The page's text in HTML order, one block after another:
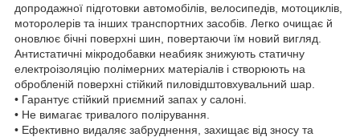
допродажної підготовки автомобілів, велосипедів, мотоциклів,
моторолерів та інших транспортних засобів. Легко очищає й
оновлює бічні поверхні шин, повертаючи їм новий вигляд.
Антистатичні мікродобавки неабияк знижують статичну
електроізоляцію полімерних матеріалів і створюють на
обробленій поверхні стійкий пиловідштовхувальний шар.
• Гарантує стійкий приємний запах у салоні.
• Не вимагає тривалого полірування.
• Ефективно видаляє забруднення, захищає від зносу та